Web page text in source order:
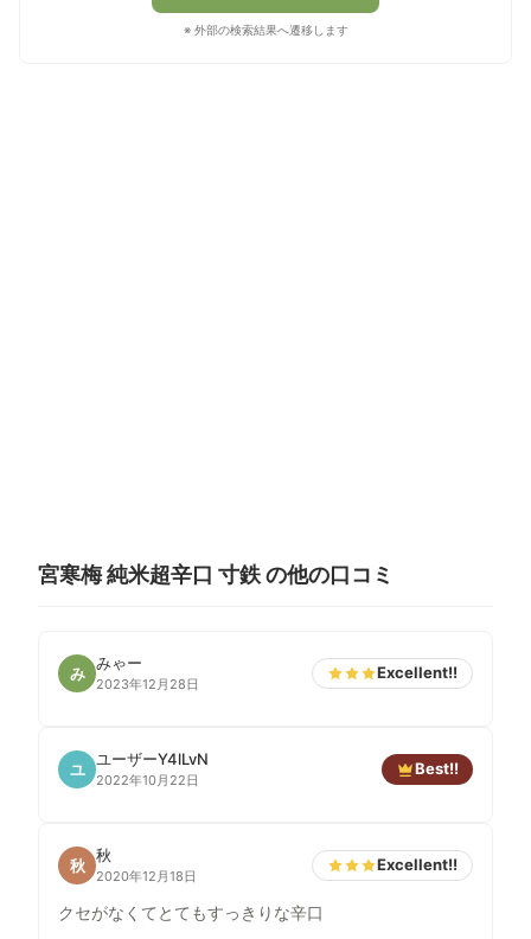
※ 外部の検索結果へ遷移します
宮寒梅 純米超辛口 寸鉄 の他の口コミ
み
みゃー
2023年12月28日
Excellent!!
ユ
ユーザーY4lLvN
2022年10月22日
Best!!
秋
秋
2020年12月18日
Excellent!!
クセがなくてとてもすっきりな辛口